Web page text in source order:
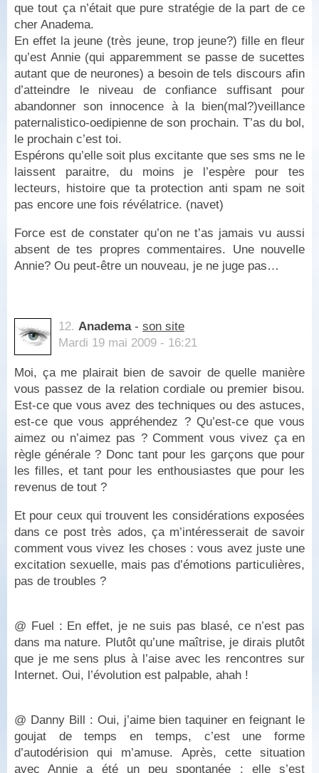
que tout ça n’était que pure stratégie de la part de ce
cher Anadema.
En effet la jeune (très jeune, trop jeune?) fille en fleur
qu’est Annie (qui apparemment se passe de sucettes
autant que de neurones) a besoin de tels discours afin
d’atteindre le niveau de confiance suffisant pour
abandonner son innocence à la bien(mal?)veillance
paternalistico-oedipienne de son prochain. T’as du bol,
le prochain c’est toi.
Espérons qu’elle soit plus excitante que ses sms ne le
laissent paraitre, du moins je l’espère pour tes
lecteurs, histoire que ta protection anti spam ne soit
pas encore une fois révélatrice. (navet)
Force est de constater qu’on ne t’as jamais vu aussi
absent de tes propres commentaires. Une nouvelle
Annie? Ou peut-être un nouveau, je ne juge pas…
12. Anadema- son site
Mardi 19 mai 2009 - 16:21
Moi, ça me plairait bien de savoir de quelle manière
vous passez de la relation cordiale ou premier bisou.
Est-ce que vous avez des techniques ou des astuces,
est-ce que vous appréhendez ? Qu’est-ce que vous
aimez ou n’aimez pas ? Comment vous vivez ça en
règle générale ? Donc tant pour les garçons que pour
les filles, et tant pour les enthousiastes que pour les
revenus de tout ?
Et pour ceux qui trouvent les considérations exposées
dans ce post très ados, ça m’intéresserait de savoir
comment vous vivez les choses : vous avez juste une
excitation sexuelle, mais pas d’émotions particulières,
pas de troubles ?
@ Fuel : En effet, je ne suis pas blasé, ce n’est pas
dans ma nature. Plutôt qu’une maîtrise, je dirais plutôt
que je me sens plus à l’aise avec les rencontres sur
Internet. Oui, l’évolution est palpable, ahah !
@ Danny Bill : Oui, j’aime bien taquiner en feignant le
goujat de temps en temps, c’est une forme
d’autodérision qui m’amuse. Après, cette situation
avec Annie a été un peu spontanée : elle s’est